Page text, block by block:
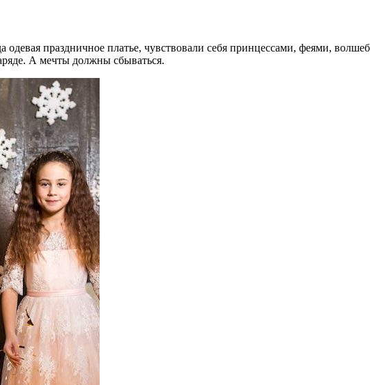
одевая праздничное платье, чувствовали себя принцессами, феями,
А мечты должны сбываться.